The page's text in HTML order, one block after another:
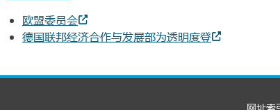
欧盟委员会
德国联邦经济合作与发展部为透明度登